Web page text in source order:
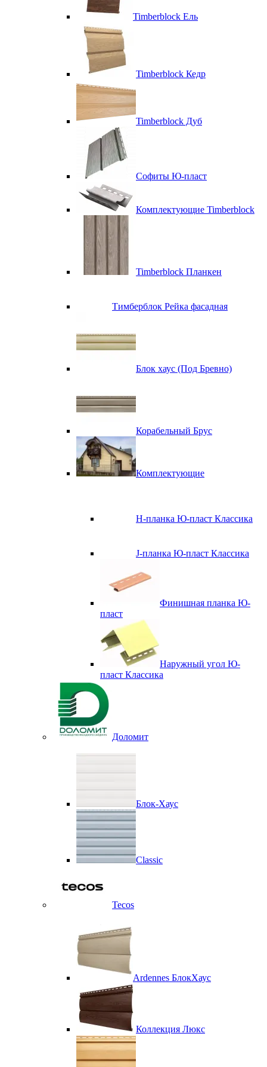
Timberblock Ель
Timberblock Кедр
Timberblock Дуб
Софиты Ю-пласт
Комплектующие Timberblock
Timberblock Планкен
Тимберблок Рейка фасадная
Блок хаус (Под Бревно)
Корабельный Брус
Комплектующие
H-планка Ю-пласт Классика
J-планка Ю-пласт Классика
Финишная планка Ю-
пласт
Наружный угол Ю-
пласт Классика
Доломит
Блок-Хаус
Classic
Tecos
Ardennes БлокХаус
Коллекция Люкс